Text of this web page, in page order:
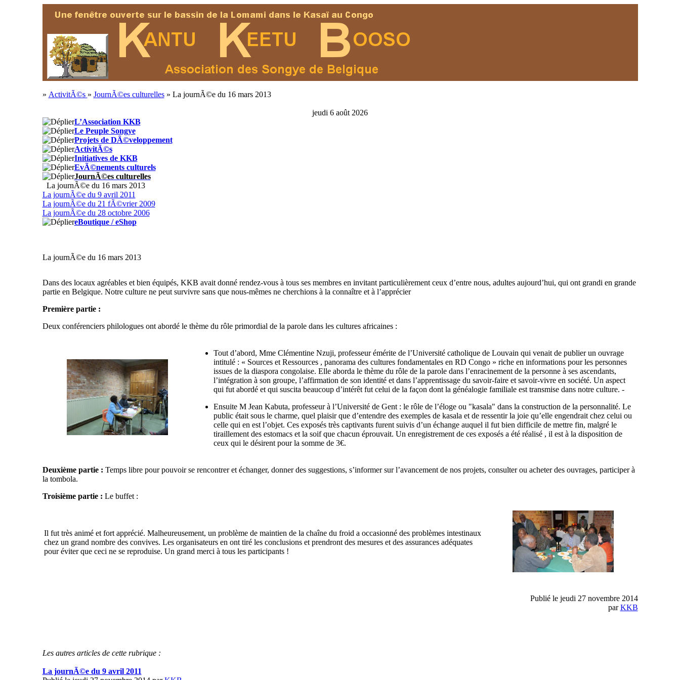
» ActivitÃ©s » JournÃ©es culturelles» La journÃ©e du 16 mars 2013
jeudi 6 août 2026
L’Association KKB
Le Peuple Songye
Projets de DÃ©veloppement
ActivitÃ©s
Initiatives de KKB
EvÃ©nements culturels
JournÃ©es culturelles
La journÃ©e du 16 mars 2013
La journÃ©e du 9 avril 2011
La journÃ©e du 21 fÃ©vrier 2009
La journÃ©e du 28 octobre 2006
eBoutique / eShop
La journÃ©e du 16 mars 2013
Dans des locaux agréables et bien équipés, KKB avait donné rendez-vous à tous ses membres en invitant particulièrement ceux d’entre nous, adultes aujourd’hui, qui ont grandi en grande
partie en Belgique. Notre culture ne peut survivre sans que nous-mêmes ne cherchions à la connaître et à l’apprécier
Première partie :
Deux conférenciers philologues ont abordé le thème du rôle primordial de la parole dans les cultures africaines :
Tout d’abord, Mme Clémentine Nzuji, professeur émérite de l’Université catholique de Louvain qui venait de publier un ouvrage
intitulé : « Sources et Ressources , panorama des cultures fondamentales en RD Congo » riche en informations pour les personnes
issues de la diaspora congolaise. Elle aborda le thème du rôle de la parole dans l’enracinement de la personne à ses ascendants,
l’intégration à son groupe, l’affirmation de son identité et dans l’apprentissage du savoir-faire et savoir-vivre en société. Un aspect
qui fut abordé et qui suscita beaucoup d’intérêt fut celui de la façon dont la généalogie familiale est transmise dans notre culture. -
Ensuite M Jean Kabuta, professeur à l’Université de Gent : le rôle de l’éloge ou "kasala" dans la construction de la personnalité. Le
public était sous le charme, quel plaisir que d’entendre des exemples de kasala et de ressentir la joie qu’elle engendrait chez celui ou
celle qui en est l’objet. Ces exposés très captivants furent suivis d’un échange auquel il fut bien difficile de mettre fin, malgré le
tiraillement des estomacs et la soif que chacun éprouvait. Un enregistrement de ces exposés a été réalisé , il est à la disposition de
ceux qui le désirent pour la somme de 3€.
Deuxième partie : Temps libre pour pouvoir se rencontrer et échanger, donner des suggestions, s’informer sur l’avancement de nos projets, consulter ou acheter des ouvrages, participer à
la tombola.
Troisième partie : Le buffet :
Il fut très animé et fort apprécié. Malheureusement, un problème de maintien de la chaîne du froid a occasionné des problèmes intestinaux
chez un grand nombre des convives. Les organisateurs en ont tiré les conclusions et prendront des mesures et des assurances adéquates
pour éviter que ceci ne se reproduise. Un grand merci à tous les participants !
Publié le jeudi 27 novembre 2014
parKKB
Les autres articles de cette rubrique :
La journÃ©e du 9 avril 2011